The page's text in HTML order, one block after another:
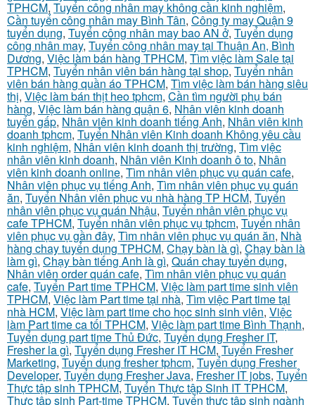
TPHCM, Tuyển công nhân may không cần kinh nghiệm,
Cần tuyển công nhân may Bình Tân, Công ty may Quận 9
tuyển dụng, Tuyển công nhân may bao AN ở, Tuyển dụng
công nhân may, Tuyển công nhân may tại Thuận An, Bình
Dương, Việc làm bán hàng TPHCM, Tìm việc làm Sale tại
TPHCM, Tuyển nhân viên bán hàng tại shop, Tuyển nhân
viên bán hàng quần áo TPHCM, Tìm việc làm bán hàng siêu
thị, Việc làm bán thịt heo tphcm, Cần tìm người phụ bán
hàng, Việc làm bán hàng quận 6, Nhân viên kinh doanh
tuyển gấp, Nhân viên kinh doanh tiếng Anh, Nhân viên kinh
doanh tphcm, Tuyển Nhân viên Kinh doanh Không yêu cầu
kinh nghiệm, Nhân viên kinh doanh thị trường, Tìm việc
nhân viên kinh doanh, Nhân viên Kinh doanh ô to, Nhân
viên kinh doanh online, Tìm nhân viên phục vụ quán cafe,
Nhân viên phục vụ tiếng Anh, Tìm nhân viên phục vụ quán
ăn, Tuyển Nhân viên phục vụ nhà hàng TP HCM, Tuyển
nhân viên phục vụ quán Nhậu, Tuyển nhân viên phục vụ
cafe TPHCM, Tuyển nhân viên phục vụ tphcm, Tuyển nhân
viên phục vụ gần đây, Tìm nhân viên phục vụ quán ăn, Nhà
hàng chay tuyển dụng TPHCM, Chạy bàn là gì, Chạy bàn là
làm gì, Chạy bàn tiếng Anh là gì, Quán chay tuyển dụng,
Nhân viên order quán cafe, Tìm nhân viên phục vụ quán
cafe, Tuyển Part time TPHCM, Việc làm part time sinh viên
TPHCM, Việc làm Part time tại nhà, Tìm việc Part time tại
nhà HCM, Việc làm part time cho học sinh sinh viên, Việc
làm Part time ca tối TPHCM, Việc làm part time Bình Thạnh,
Tuyển dụng part time Thủ Đức, Tuyển dụng Fresher IT,
Fresher la gì, Tuyển dụng Fresher IT HCM, Tuyển Fresher
Marketing, Tuyển dụng fresher tphcm, Tuyển dụng Fresher
Developer, Tuyển dụng Fresher Java, Fresher IT jobs, Tuyển
Thực tập sinh TPHCM, Tuyển Thực tập Sinh IT TPHCM,
Thực tập sinh Part-time TPHCM, Tuyển thực tập sinh ngành